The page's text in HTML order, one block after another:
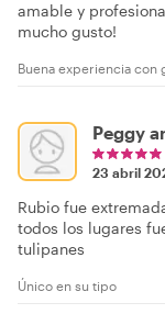
amable y
mucho gusto!
Buena experiencia con
Peggy
23 abril
Rubio fue
todos los lugares
tulipanes
Único en su tipo